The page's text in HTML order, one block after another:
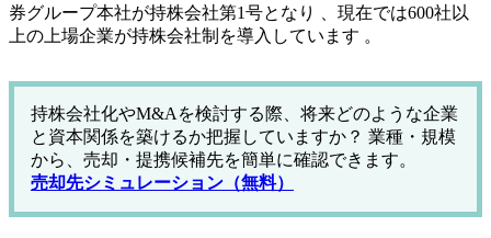
券グループ本社が持株会社第1号となり 、現在では600社以
上の上場企業が持株会社制を導入しています 。
持株会社化やM&Aを検討する際、将来どのような企業
と資本関係を築けるか把握していますか？ 業種・規模
から、売却・提携候補先を簡単に確認できます。
売却先シミュレーション（無料）